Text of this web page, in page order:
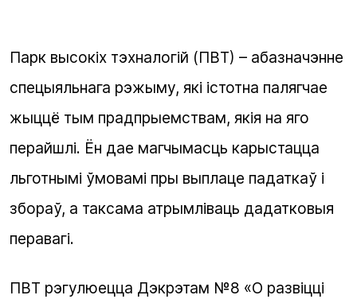
Парк высокіх тэхналогій (ПВТ) – абазначэнне
спецыяльнага рэжыму, які істотна палягчае
жыццё тым прадпрыемствам, якія на яго
перайшлі. Ён дае магчымасць карыстацца
льготнымі ўмовамі пры выплаце падаткаў і
збораў, а таксама атрымліваць дадатковыя
перавагі.
ПВТ рэгулюецца Дэкрэтам №8 «О развіцці